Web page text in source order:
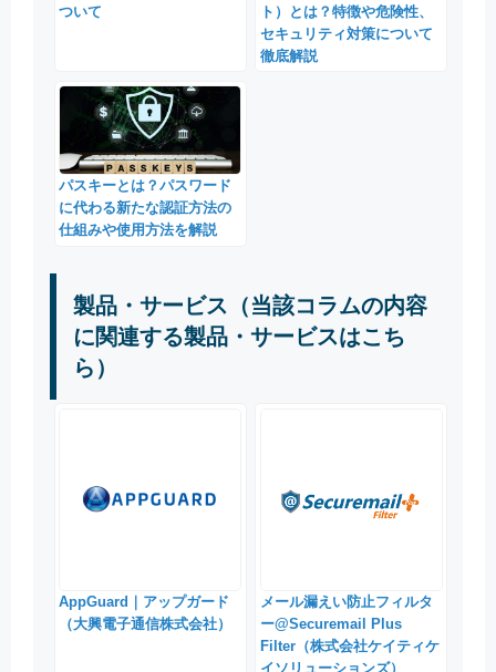
ついて
ト）とは？特徴や危険性、
セキュリティ対策について
徹底解説
パスキーとは？パスワード
に代わる新たな認証方法の
仕組みや使用方法を解説
製品・サービス（当該コラムの内容
に関連する製品・サービスはこち
ら）
AppGuard｜アップガード
（大興電子通信株式会社）
メール漏えい防止フィルタ
ー@Securemail Plus
Filter（株式会社ケイティケ
イソリューションズ）